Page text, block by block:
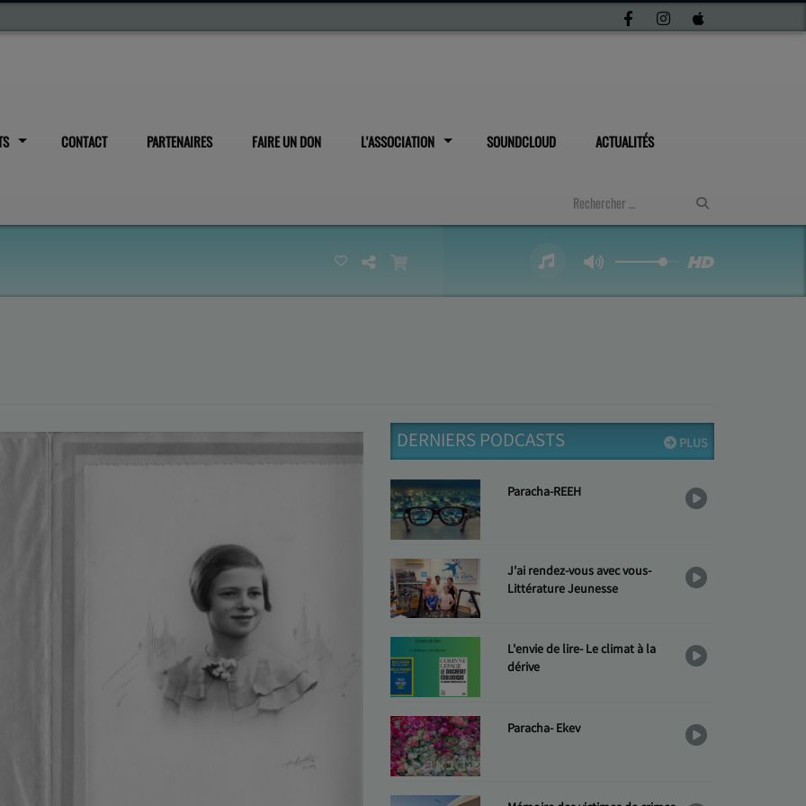
CONTACT PARTENAIRES FAIRE UN DON L'ASSOCIATION SOUNDCLOUD ACTUALITÉS
PLUS
DERNIERS PODCASTS
Paracha-REEH
J'ai rendez-vous avec vous-
Littérature Jeunesse
L'envie de lire- Le climat à la
dérive
Paracha- Ekev